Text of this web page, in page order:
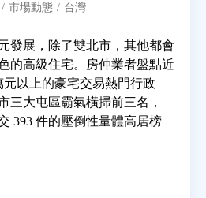
研究獎勵
地產年鑑
電子報
/ 市場動態 / 台灣
發展，除了雙北市，其他都會
的高級住宅。房仲業者盤點近
元以上的豪宅交易熱門行政
三大屯區霸氣橫掃前三名，
393 件的壓倒性量體高居榜